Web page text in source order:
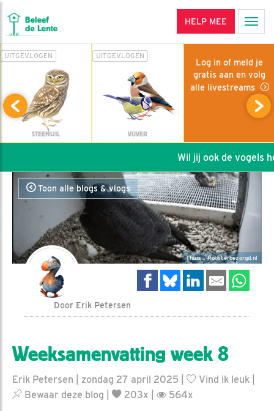
HELP MEE
UITGEVLOGEN
STEENUIL
UITGEVLOGEN
VIJVER
Log in of meld je
gratis aan en volg
alle livestreams
Wil jij ook de vogels
Toon alle blogs & vlogs
Thuis... Roosterbezorgd.nl
Door Erik Petersen
Weeksamenvatting week 8
Erik Petersen | zondag 27 april 2025 | Vind ik leuk
Bewaar deze blog
203x | 564x